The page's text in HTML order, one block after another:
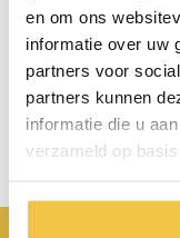
en om ons
informatie over uw
partners voor
partners kunnen
informatie die u
verzameld op